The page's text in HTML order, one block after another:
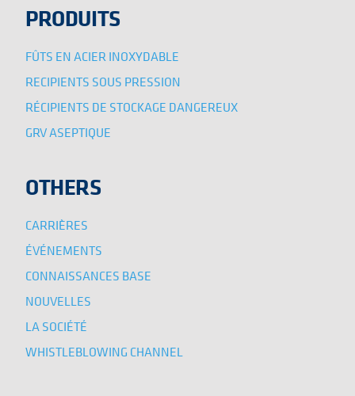
PRODUITS
FÛTS EN ACIER INOXYDABLE
RECIPIENTS SOUS PRESSION
RÉCIPIENTS DE STOCKAGE DANGEREUX
GRV ASEPTIQUE
OTHERS
CARRIÈRES
ÉVÉNEMENTS
CONNAISSANCES BASE
NOUVELLES
LA SOCIÉTÉ
WHISTLEBLOWING CHANNEL